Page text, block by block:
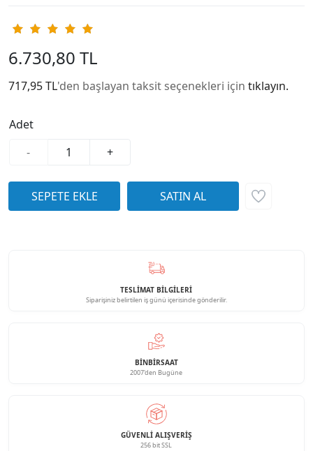
6.730,80 TL
717,95 TL'den başlayan taksit seçenekleri için tıklayın.
Adet
-
+
TESLİMAT BİLGİLERİ
Siparişiniz belirtilen iş günü içerisinde gönderilir.
BINBIRSAAT
2007'den Bugüne
GÜVENLI ALIŞVERIŞ
256 bit SSL